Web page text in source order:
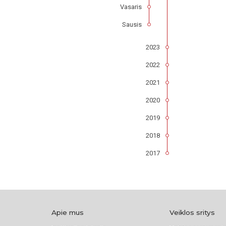
Vasaris
Sausis
2023
2022
2021
2020
2019
2018
2017
Apie mus Veiklos sritys